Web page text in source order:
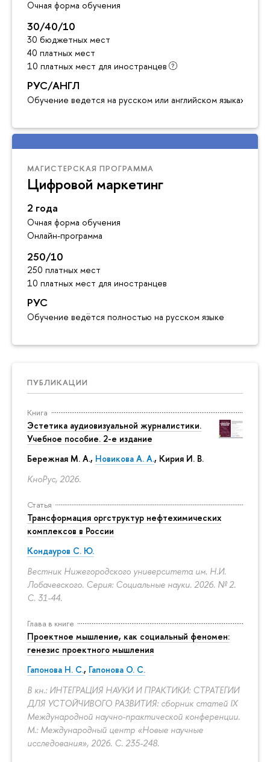
Очная форма обучения
30/40/10
30 бюджетных мест
40 платных мест
10 платных мест для иностранцев
РУС/АНГЛ
Обучение ведется на русском или английском языках
МАГИСТЕРСКАЯ ПРОГРАММА
Цифровой маркетинг
2 года
Очная форма обучения
Онлайн-программа
250/10
250 платных мест
10 платных мест для иностранцев
РУС
Обучение ведётся полностью на русском языке
ПУБЛИКАЦИИ
Книга
Эстетика аудиовизуальной журналистики.
Учебное пособие. 2-е издание
Бережная М. А., Новикова А. А., Кирия И. В.
КноРус, 2026.
Статья
Трансформация оргструктур нефтехимических
комплексов в России
Кондауров С. Ю.
Вестник Нижегородского университета им. Н.И.
Лобачевского. Серия: Социальные науки. 2026. № 2.
С. 31-44.
Глава в книге
Проектное мышление, как социальный феномен:
генезис проектного мышления
Гапонова Н. С., Гапонова О. С.
В кн.: ИНТЕГРАЦИЯ НАУКИ И ПРАКТИКИ: СТРАТЕГИИ
ДЛЯ УСТОЙЧИВОГО РАЗВИТИЯ: сборник статей IX
Международной научно-практической конференции.
М.: Международный центр «Новые научные
исследования», 2026. С. 235-248.